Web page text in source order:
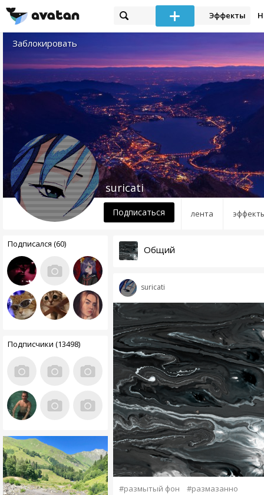
Эффекты
Заблокировать
лента
suricati
Подписаться
Подписался (60)
Подписчики (13498)
Общий
suricati
#размытый фон #размазанно